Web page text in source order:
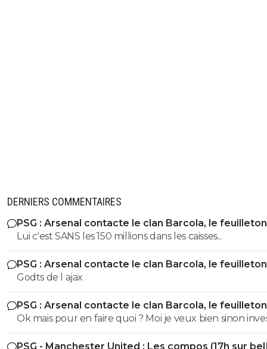
DERNIERS COMMENTAIRES
PSG : Arsenal contacte le clan Barcola, le feuilleton
relancé
Lui c'est SANS les 150 millions dans les caisses...
PSG : Arsenal contacte le clan Barcola, le feuilleton
relancé
Godts de l ajax
PSG : Arsenal contacte le clan Barcola, le feuilleton
relancé
Ok mais pour en faire quoi ? Moi je veux bien sinon
l'autre côté...et autre chose que Digne !
PSG - Manchester United : Les compos (17h sur